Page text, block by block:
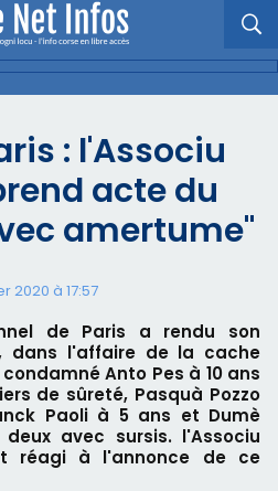
: l'Associu
acte du
amertume"
2020 à 17:57
de Paris a rendu son
dans l'affaire de la cache
Anto Pes à 10 ans
de sûreté, Pasquà Pozzo
Paoli à 5 ans et Dumè
avec sursis. l'Associu
réagi à l'annonce de ce